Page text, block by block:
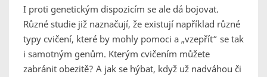
I proti genetickým dispozicím se ale dá bojovat.
Různé studie již naznačují, že existují například různé
typy cvičení, které by mohly pomoci a „vzepřít“ se tak
i samotným genům. Kterým cvičením můžete
zabránit obezitě? A jak se hýbat, když už nadváhou či